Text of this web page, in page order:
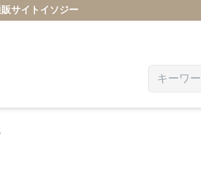
サイト イソジー